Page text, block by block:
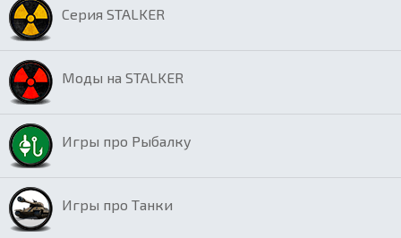
Серия STALKER
Моды на STALKER
Игры про Рыбалку
Игры про Танки